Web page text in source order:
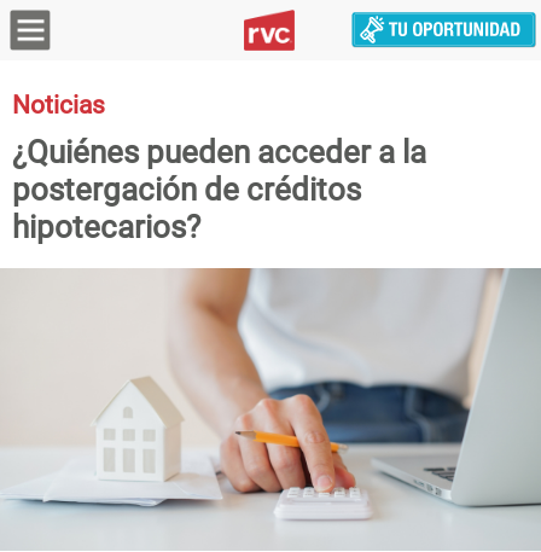
Noticias
¿Quiénes pueden acceder a la
postergación de créditos
hipotecarios?